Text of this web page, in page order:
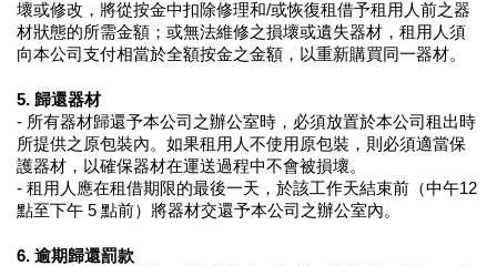
壞或修改，將從按金中扣除修理和/或恢復租借予租用人前之器
材狀態的所需金額；或無法維修之損壞或遺失器材，租用人須
向本公司支付相當於全額按金之金額，以重新購買同一器材。
5. 歸還器材
- 所有器材歸還予本公司之辦公室時，必須放置於本公司租出時
所提供之原包裝內。如果租用人不使用原包裝，則必須適當保
護器材，以確保器材在運送過程中不會被損壞。
- 租用人應在租借期限的最後一天，於該工作天結束前（中午12
點至下午 5 點前）將器材交還予本公司之辦公室內。
6. 逾期歸還罰款